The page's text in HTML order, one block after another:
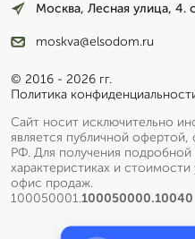
Москва, Лесная улица, 4.
moskva@elsodom.ru
© 2016 - 2026 гг.
Политика
Сайт носит исключительно
является публичной
РФ. Для получения
характеристиках и
офис продаж.
100050001.100050000.10040